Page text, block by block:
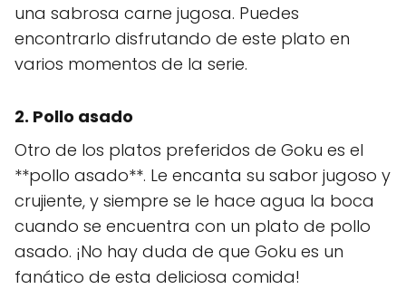
una sabrosa carne jugosa. Puedes
encontrarlo disfrutando de este plato en
varios momentos de la serie.
2. Pollo asado
Otro de los platos preferidos de Goku es el
**pollo asado**. Le encanta su sabor jugoso y
crujiente, y siempre se le hace agua la boca
cuando se encuentra con un plato de pollo
asado. ¡No hay duda de que Goku es un
fanático de esta deliciosa comida!